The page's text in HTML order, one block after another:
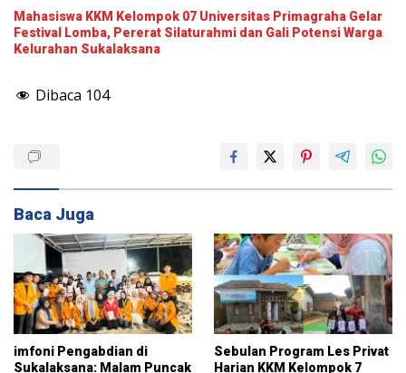
Mahasiswa KKM Kelompok 07 Universitas Primagraha Gelar
Festival Lomba, Pererat Silaturahmi dan Gali Potensi Warga
Kelurahan Sukalaksana
Dibaca 104
Baca Juga
imfoni Pengabdian di
Sukalaksana: Malam Puncak
Sebulan Program Les Privat
Harian KKM Kelompok 7